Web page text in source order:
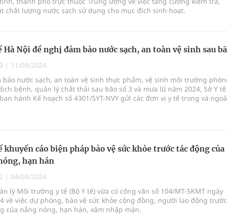
chuyên gia
chất lượng nước sạch sử dụng cho mục đích sinh hoạt.
Hà Nội đề nghị đảm bảo nước sạch, an toàn vệ sinh sau
| 11/09/2024
bảo nước sạch, an toàn vệ sinh thực phẩm, vệ sinh môi trường
bệnh, quản lý chất thải sau bão số 3 và mưa lũ năm 2024, Sở Y tế
hành Kế hoạch số 4301/SYT-NVY gửi các đơn vị y tế trong và
khuyến cáo biện pháp bảo vệ sức khỏe trước tác động của
hạn hán
| 04/04/2024
lý Môi trường y tế (Bộ Y tế) vừa có công văn số 104/MT-SKMT ngày
về việc dự phòng, bảo vệ sức khỏe cộng đồng, người lao động trước
của nắng nóng, hạn hán, xâm nhập mặn.